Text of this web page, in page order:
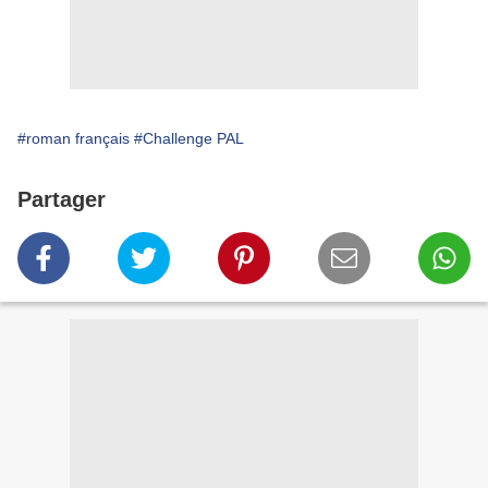
#roman français #Challenge PAL
Partager